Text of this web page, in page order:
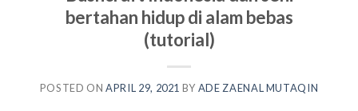
bertahan hidup di alam bebas
(tutorial)
POSTED ONAPRIL 29, 2021 BY ADE ZAENAL MUTAQIN